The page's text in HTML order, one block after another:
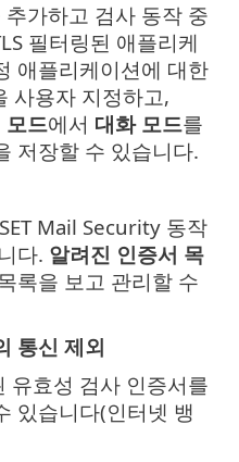
가하고 검사 동작 중
필터링된 애플리케
애플리케이션에 대한
사용자 지정하고,
모드에서 대화 모드를
저장할 수 있습니다.
Mail Security 동작
다. 알려진 인증서 목
록을 보고 관리할 수
통신 제외
유효성 검사 인증서를
있습니다(인터넷 뱅